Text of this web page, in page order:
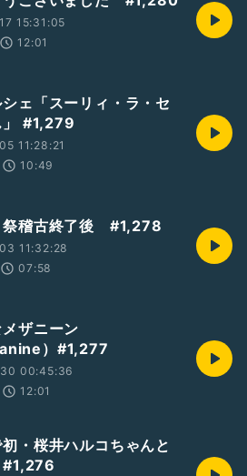
15:31:05
12:01
ェ「スーリィ・ラ・セ
」 #1,279
11:28:21
10:49
祭稽古終了後 #1,278
11:32:28
07:58
ザニーン
）#1,277
00:45:36
12:01
・桜井ハルコちゃんと